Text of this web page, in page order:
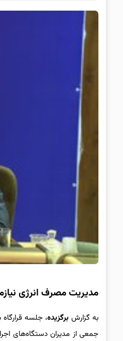
مدیریت مصرف انرژی
به گزارش برگزیده، جلسه
جمعی از مدیران دستگاه‌های